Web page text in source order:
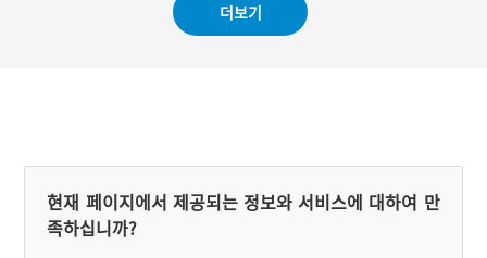
더보기
현재 페이지에서 제공되는 정보와 서비스에 대하여 만
족하십니까?